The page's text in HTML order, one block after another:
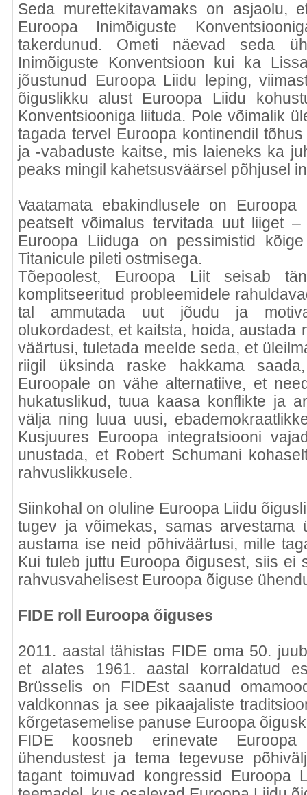
Seda murettekitavamaks on asjaolu,
Euroopa Inimõiguste
takerdunud. Ometi näevad seda
Inimõiguste Konventsioon kui ka
jõustunud Euroopa Liidu leping,
õiguslikku alust Euroopa Liidu
Konventsiooniga liituda. Pole võimalik
tagada tervel Euroopa kontinendil
ja -vabaduste kaitse, mis laieneks ka
peaks mingil kahetsusväärsel põhjusel
Vaatamata ebakindlusele on
peatselt võimalus tervitada uut liiget
Euroopa Liiduga on pessimistid
Titanicule pileti ostmisega.
Tõepoolest, Euroopa Liit seisab
komplitseeritud probleemidele
tal ammutada uut jõudu ja
olukordadest, et kaitsta, hoida, austada
väärtusi, tuletada meelde seda, et
riigil üksinda raske hakkama
Euroopale on vähe alternatiive, et
hukatuslikud, tuua kaasa konflikte ja
välja ning luua uusi,
Kusjuures Euroopa integratsiooni
unustada, et Robert Schumani
rahvuslikkusele.
Siinkohal on oluline Euroopa Liidu
tugev ja võimekas, samas arvestama
austama ise neid põhiväärtusi, mille
Kui tuleb juttu Euroopa õigusest, siis ei
rahvusvahelisest Euroopa õiguse
FIDE roll Euroopa õiguses
2011. aastal tähistas FIDE oma 50.
et alates 1961. aastal korraldatud
Brüsselis on FIDEst saanud
valdkonnas ja see pikaajaliste
kõrgetasemelise panuse Euroopa
FIDE koosneb erinevate
ühendustest ja tema tegevuse
tagant toimuvad kongressid Euroopa